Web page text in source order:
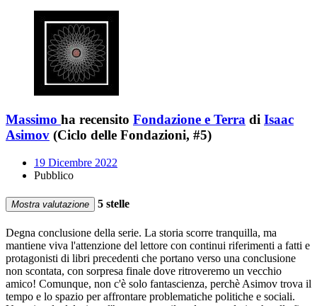
Massimo ha recensito Fondazione e Terra di Isaac
Asimov (Ciclo delle Fondazioni, #5)
19 Dicembre 2022
Pubblico
Mostra valutazione 5 stelle
Degna conclusione della serie. La storia scorre tranquilla, ma
mantiene viva l'attenzione del lettore con continui riferimenti a fatti e
protagonisti di libri precedenti che portano verso una conclusione
non scontata, con sorpresa finale dove ritroveremo un vecchio
amico! Comunque, non c'è solo fantascienza, perchè Asimov trova il
tempo e lo spazio per affrontare problematiche politiche e sociali.